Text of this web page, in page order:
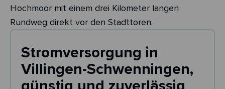
Hochmoor mit einem drei Kilometer langen
Rundweg direkt vor den Stadttoren.
Stromversorgung in
Villingen-Schwenningen,